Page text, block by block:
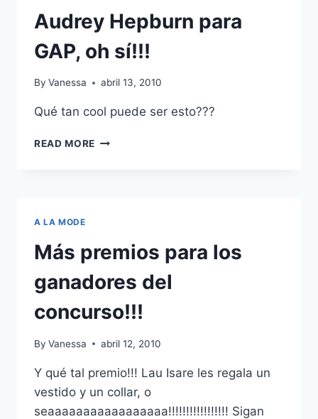
Audrey Hepburn para
GAP, oh sí!!!
By Vanessa abril 13, 2010
Qué tan cool puede ser esto???
READ MORE AUDREY
A LA MODE
Más premios para los
ganadores del
concurso!!!
By Vanessa abril 12, 2010
Y qué tal premio!!! Lau Isare les regala un
vestido y un collar, o
seaaaaaaaaaaaaaaaaa!!!!!!!!!!!!!!!!! Sigan